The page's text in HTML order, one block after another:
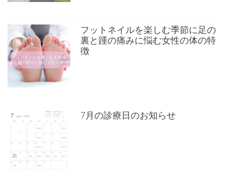
フットネイルを楽しむ季節に足の
裏と踵の痛みに悩む女性の体の特
徴
7月の診療日のお知らせ